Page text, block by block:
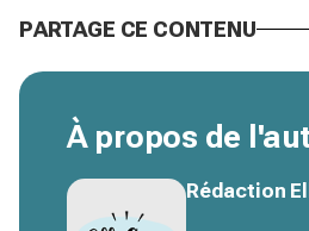
PARTAGE CE CONTENU
À propos de
Rédaction